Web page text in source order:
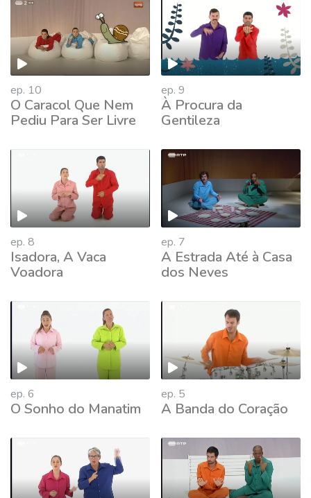
ep. 10
O Caracol Que Nem
Pediu Para Ser Livre
ep. 9
À Procura da
Gentileza
379394
ep. 8
Isadora, A Vaca
Voadora
ep. 7
A Estrada Até à Casa
dos Neves
ep. 6
O Sonho do Manatim
ep. 5
A Banda do Coração